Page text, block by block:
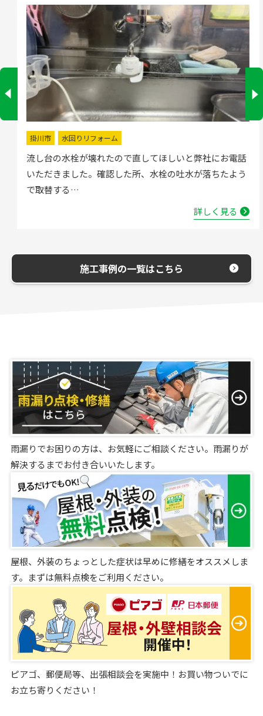
掛川市 水回りリフォーム
流し台の水栓が壊れたので直してほしいと弊社にお電話
いただきました。確認した所、水栓の吐水が落ちたよう
で取替する…
詳しく見る
施工事例の一覧はこちら
雨漏りでお困りの方は、お気軽にご相談ください。雨漏りが
解決するまでお付き合いいたします。
屋根、外装のちょっとした症状は早めに修繕をオススメしま
す。まずは無料点検をご利用ください。
ピアゴ、郵便局等、出張相談会を実施中！お買い物ついでに
お立ち寄りください！